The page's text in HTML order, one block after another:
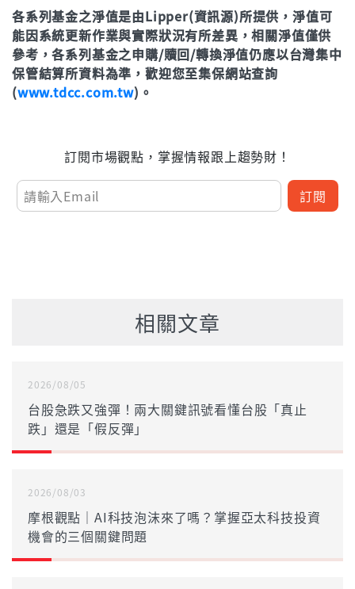
立即申購
近3年
54.22%
年初至今
8.20%
立即申購
近6個月
5.95%
近1年(%)
19.67%
近2年(%)
31.26%
近3年
立即申購
各系列基金之淨值是由Lipper(資訊源)所提供，淨值可
能因系統更新作業與實際狀況有所差異，相關淨值僅供
參考，各系列基金之申購/贖回/轉換淨值仍應以台灣集中
保管結算所資料為準，歡迎您至集保網站查詢
(www.tdcc.com.tw)。
訂閱市場觀點，掌握情報跟上趨勢財！
訂閱
相關文章
2026/08/05
台股急跌又強彈！兩大關鍵訊號看懂台股「真止
跌」還是「假反彈」
2026/08/03
摩根觀點｜AI科技泡沫來了嗎？掌握亞太科技投資
機會的三個關鍵問題